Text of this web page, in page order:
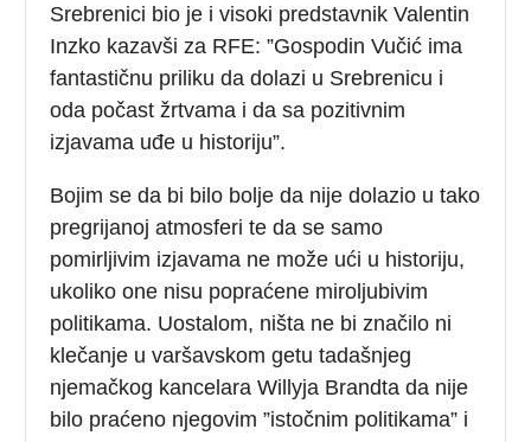
Srebrenici bio je i visoki predstavnik Valentin
Inzko kazavši za RFE: ”Gospodin Vučić ima
fantastičnu priliku da dolazi u Srebrenicu i
oda počast žrtvama i da sa pozitivnim
izjavama uđe u historiju”.
Bojim se da bi bilo bolje da nije dolazio u tako
pregrijanoj atmosferi te da se samo
pomirljivim izjavama ne može ući u historiju,
ukoliko one nisu popraćene miroljubivim
politikama. Uostalom, ništa ne bi značilo ni
klečanje u varšavskom getu tadašnjeg
njemačkog kancelara Willyja Brandta da nije
bilo praćeno njegovim ”istočnim politikama” i